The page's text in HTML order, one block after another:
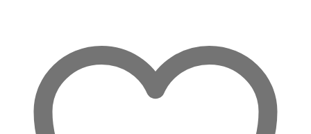
Zwischendurch